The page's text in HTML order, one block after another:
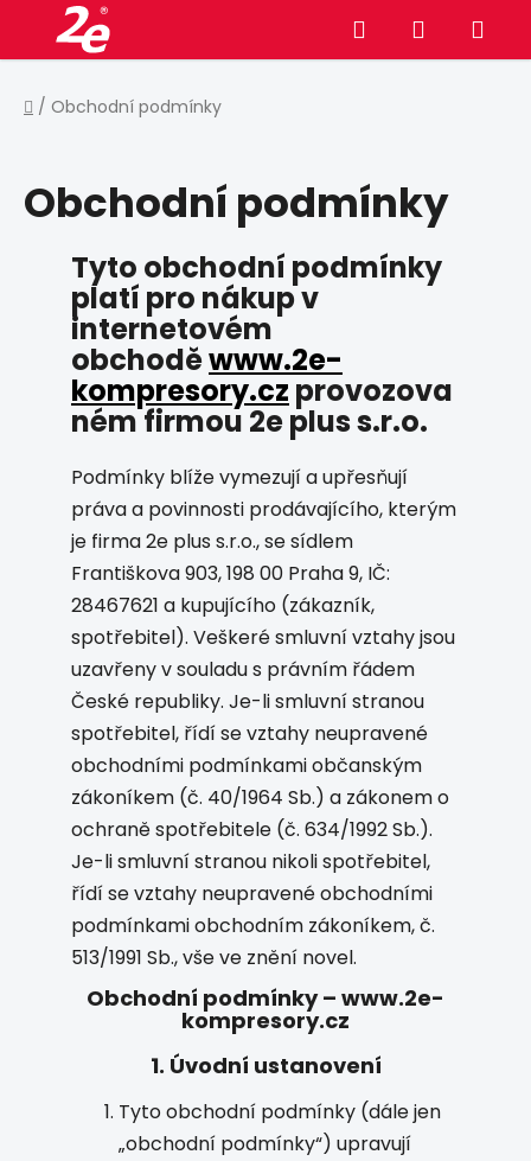
obsah
Hledat NÁKUPNÍ
KOŠÍK
Domů
/ Obchodní podmínky
Obchodní podmínky
Tyto obchodní podmínky
platí pro nákup v
internetovém
obchoděwww.2e-
kompresory.cz provozova
ném firmou 2e plus s.r.o.
Podmínky blíže vymezují a upřesňují
práva a povinnosti prodávajícího, kterým
je firma 2e plus s.r.o., se sídlem
Františkova 903, 198 00 Praha 9, IČ:
28467621 a kupujícího (zákazník,
spotřebitel). Veškeré smluvní vztahy jsou
uzavřeny v souladu s právním řádem
České republiky. Je-li smluvní stranou
spotřebitel, řídí se vztahy neupravené
obchodními podmínkami občanským
zákoníkem (č. 40/1964 Sb.) a zákonem o
ochraně spotřebitele (č. 634/1992 Sb.).
Je-li smluvní stranou nikoli spotřebitel,
řídí se vztahy neupravené obchodními
podmínkami obchodním zákoníkem, č.
513/1991 Sb., vše ve znění novel.
Obchodní podmínky – www.2e-
kompresory.cz
1. Úvodní ustanovení
Tyto obchodní podmínky (dále jen
„obchodní podmínky“) upravují